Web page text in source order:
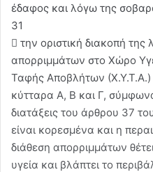
έδαφος και λόγω της
31
 την οριστική διακοπή της
απορριμμάτων στο Χώρο
Ταφής Αποβλήτων (Χ.Υ.Τ.Α.)
κύτταρα Α, Β και Γ,
διατάξεις του άρθρου 37
είναι κορεσμένα και η
διάθεση απορριμμάτων
υγεία και βλάπτει το